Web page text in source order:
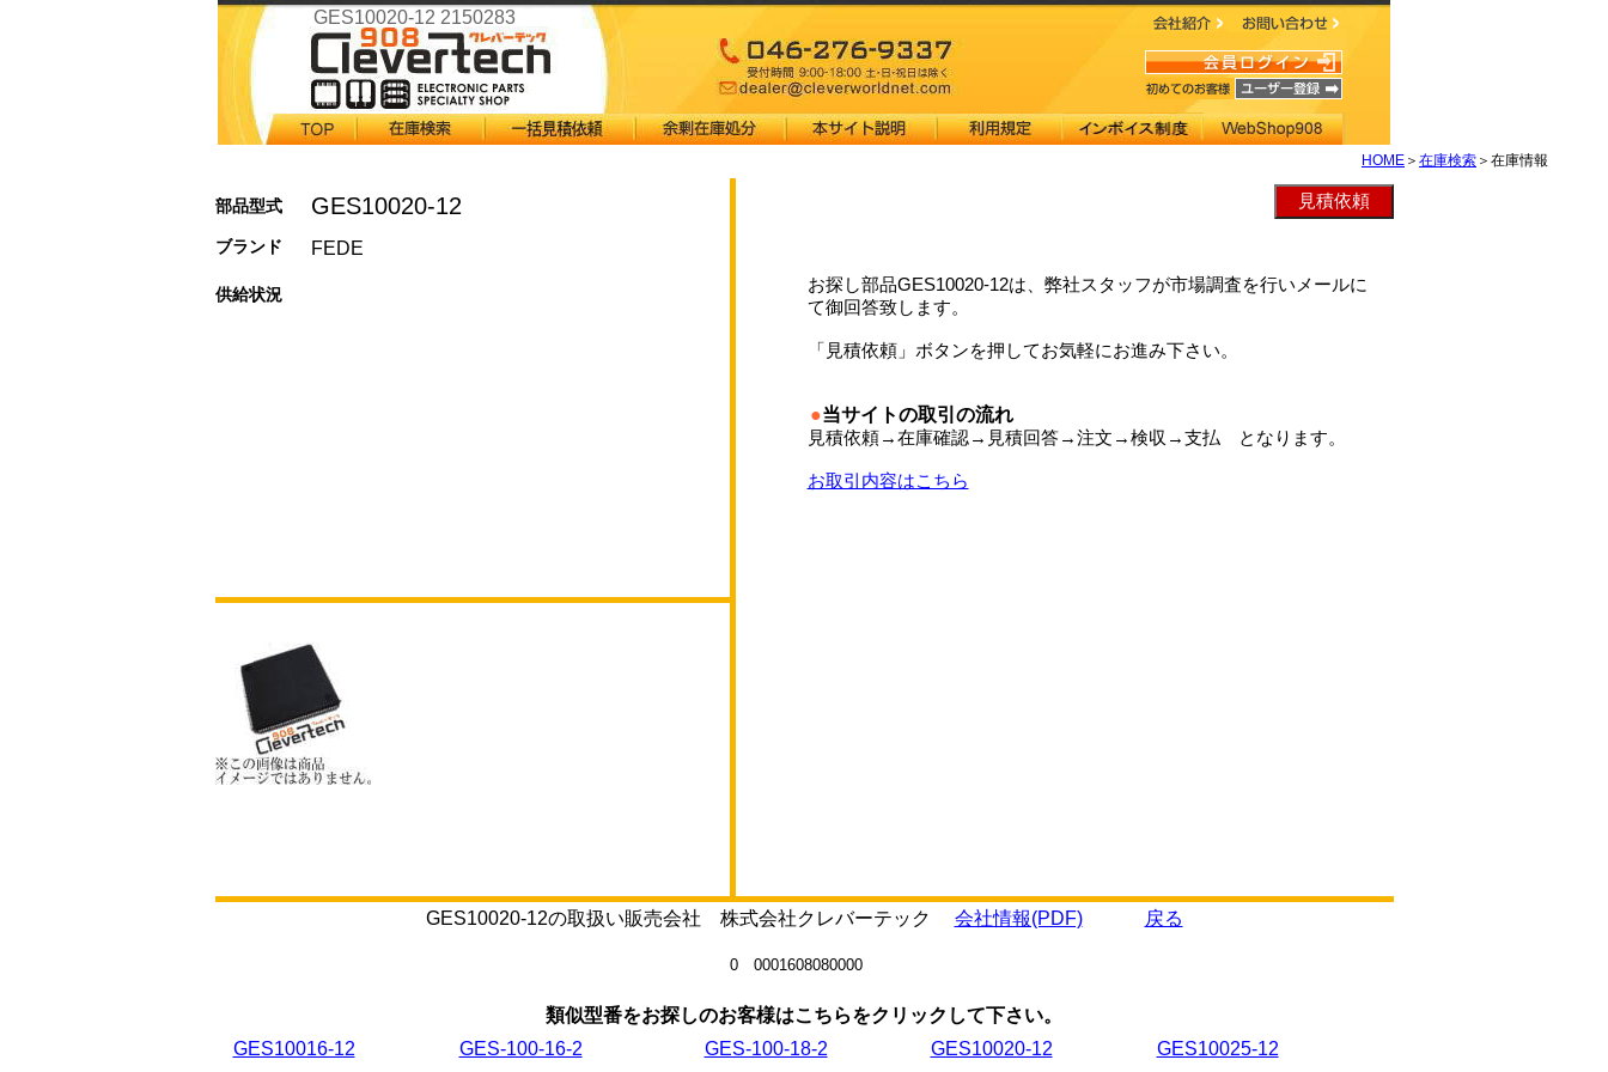
GES10020-12 2150283
HOME ＞ 在庫検索 ＞在庫情報
部品型式 GES10020-12
ブランド FEDE
供給状況
お探し部品GES10020-12は、弊社スタッフが市場調査を行いメールに
て御回答致します。
「見積依頼」ボタンを押してお気軽にお進み下さい。
●当サイトの取引の流れ
見積依頼→在庫確認→見積回答→注文→検収→支払 となります。
お取引内容はこちら
GES10020-12の取扱い販売会社 株式会社クレバーテック 会社情報(PDF) 戻る
0 0001608080000
類似型番をお探しのお客様はこちらをクリックして下さい。
GES10016-12
GES-100-16-2 GES-100-18-2 GES10020-12 GES10025-12